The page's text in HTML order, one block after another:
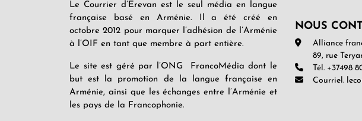
Le Courrier d’Erevan est le seul média en langue
française basé en Arménie. Il a été créé en
octobre 2012 pour marquer l’adhésion de l’Arménie
à l’OIF en tant que membre à part entière.
Le site est géré par l’ONG FrancoMédia dont le
but est la promotion de la langue française en
Arménie, ainsi que les échanges entre l’Arménie et
les pays de la Francophonie.
NOUS
Alliance
89, rue
Tél. +37498
Courriel.